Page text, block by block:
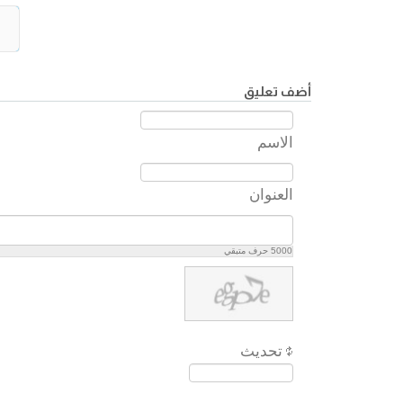
أضف تعليق
الاسم
العنوان
5000 حرف متبقي
تحديث